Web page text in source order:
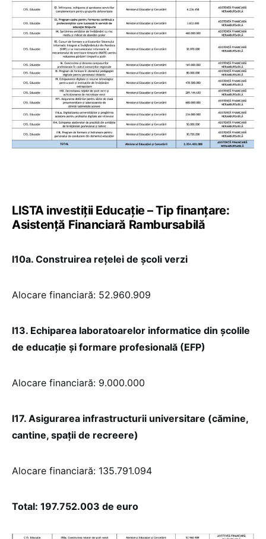
LISTA investiții Educație – Tip finanțare:
Asistență Financiară Rambursabilă
I10a. Construirea rețelei de școli verzi
Alocare financiară: 52.960.909
I13. Echiparea laboratoarelor informatice din școlile
de educație și formare profesională (EFP)
Alocare financiară: 9.000.000
I17. Asigurarea infrastructurii universitare (cămine,
cantine, spații de recreere)
Alocare financiară: 135.791.094
Total: 197.752.003 de euro